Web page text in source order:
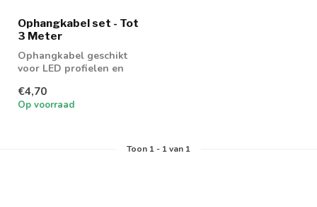
Ophangkabel set - Tot
3 Meter
Ophangkabel geschikt
voor LED profielen en
€4,70
Op voorraad
Toon 1- 1van 1